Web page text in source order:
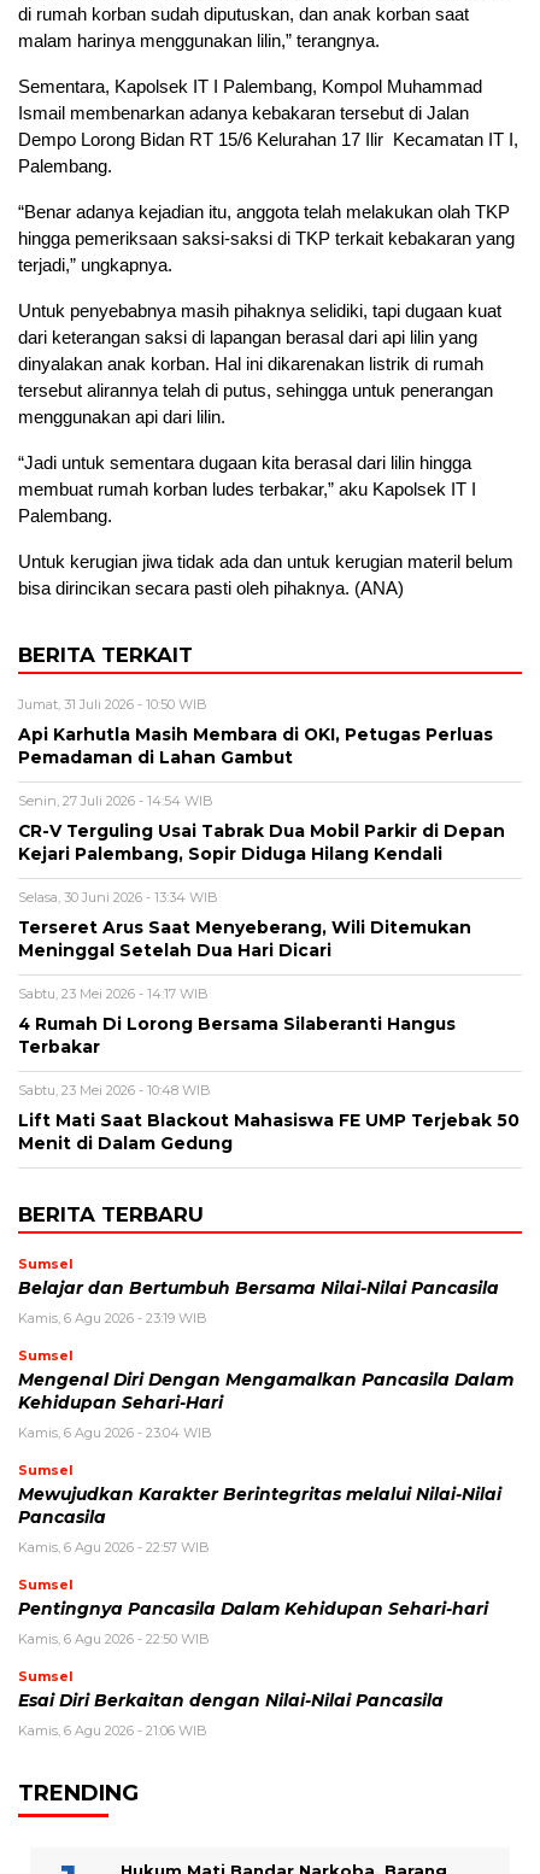
di rumah korban sudah diputuskan, dan anak korban saat
malam harinya menggunakan lilin,” terangnya.
Sementara, Kapolsek IT I Palembang, Kompol Muhammad
Ismail membenarkan adanya kebakaran tersebut di Jalan
Dempo Lorong Bidan RT 15/6 Kelurahan 17 Ilir Kecamatan IT I,
Palembang.
“Benar adanya kejadian itu, anggota telah melakukan olah TKP
hingga pemeriksaan saksi-saksi di TKP terkait kebakaran yang
terjadi,” ungkapnya.
Untuk penyebabnya masih pihaknya selidiki, tapi dugaan kuat
dari keterangan saksi di lapangan berasal dari api lilin yang
dinyalakan anak korban. Hal ini dikarenakan listrik di rumah
tersebut alirannya telah di putus, sehingga untuk penerangan
menggunakan api dari lilin.
“Jadi untuk sementara dugaan kita berasal dari lilin hingga
membuat rumah korban ludes terbakar,” aku Kapolsek IT I
Palembang.
Untuk kerugian jiwa tidak ada dan untuk kerugian materil belum
bisa dirincikan secara pasti oleh pihaknya. (ANA)
BERITA TERKAIT
Jumat, 31 Juli 2026 - 10:50 WIB
Api Karhutla Masih Membara di OKI, Petugas Perluas
Pemadaman di Lahan Gambut
Senin, 27 Juli 2026 - 14:54 WIB
CR-V Terguling Usai Tabrak Dua Mobil Parkir di Depan
Kejari Palembang, Sopir Diduga Hilang Kendali
Selasa, 30 Juni 2026 - 13:34 WIB
Terseret Arus Saat Menyeberang, Wili Ditemukan
Meninggal Setelah Dua Hari Dicari
Sabtu, 23 Mei 2026 - 14:17 WIB
4 Rumah Di Lorong Bersama Silaberanti Hangus
Terbakar
Sabtu, 23 Mei 2026 - 10:48 WIB
Lift Mati Saat Blackout Mahasiswa FE UMP Terjebak 50
Menit di Dalam Gedung
BERITA TERBARU
Sumsel
Belajar dan Bertumbuh Bersama Nilai-Nilai Pancasila
Kamis, 6 Agu 2026 - 23:19 WIB
Sumsel
Mengenal Diri Dengan Mengamalkan Pancasila Dalam
Kehidupan Sehari-Hari
Kamis, 6 Agu 2026 - 23:04 WIB
Sumsel
Mewujudkan Karakter Berintegritas melalui Nilai-Nilai
Pancasila
Kamis, 6 Agu 2026 - 22:57 WIB
Sumsel
Pentingnya Pancasila Dalam Kehidupan Sehari-hari
Kamis, 6 Agu 2026 - 22:50 WIB
Sumsel
Esai Diri Berkaitan dengan Nilai-Nilai Pancasila
Kamis, 6 Agu 2026 - 21:06 WIB
TRENDING